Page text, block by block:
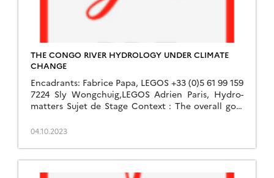
THE CONGO RIVER HYDROLOGY UNDER CLIMATE
CHANGE
Encadrants: Fabrice Papa, LEGOS +33 (0)5 61 99 159
7224 Sly Wongchuig,LEGOS Adrien Paris, Hydro-
matters Sujet de Stage Context : The overall goal
04.10.2023